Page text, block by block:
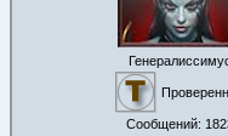
Сообщений: